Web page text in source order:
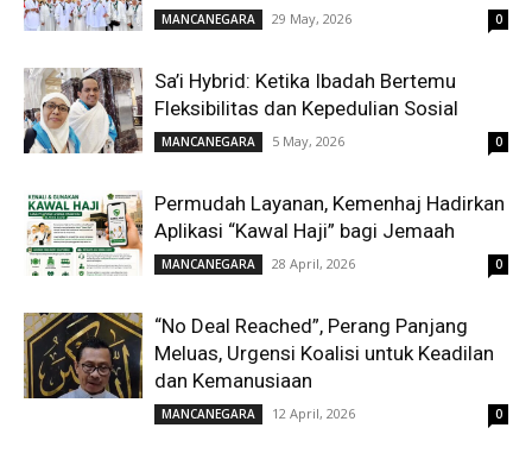
MANCANEGARA 29 May, 2026 0
Sa’i Hybrid: Ketika Ibadah Bertemu
Fleksibilitas dan Kepedulian Sosial
MANCANEGARA 5 May, 2026 0
Permudah Layanan, Kemenhaj Hadirkan
Aplikasi “Kawal Haji” bagi Jemaah
MANCANEGARA 28 April, 2026 0
“No Deal Reached”, Perang Panjang
Meluas, Urgensi Koalisi untuk Keadilan
dan Kemanusiaan
MANCANEGARA 12 April, 2026 0